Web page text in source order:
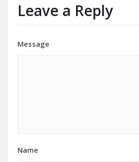
Leave a Reply
Message
Name